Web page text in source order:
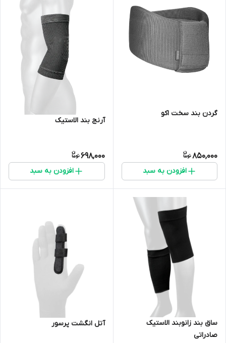
گردن بند سخت اکو
850,000
افزودن به سبد
آرنج بند الاستیک
698,000
افزودن به سبد
ساق بند زانوبند الاستیک
صادراتی
آتل انگشت پرسور